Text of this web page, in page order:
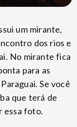
um mirante,
dos rios e
No mirante fica
para as
Se você
que terá de
essa foto.